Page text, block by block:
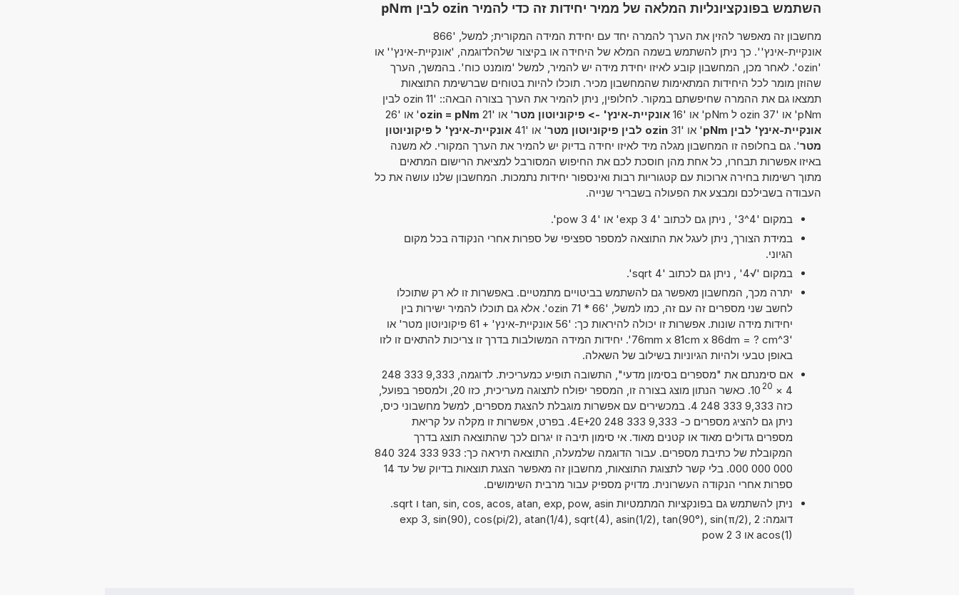
השתמש בפונקציונליות המלאה של ממיר יחידות זה כדי להמיר ozin לבין pNm
מחשבון זה מאפשר להזין את הערך להמרה יחד עם יחידת המידה המקורית; למשל, '866
אונקיית-אינץ''. כך ניתן להשתמש בשמה המלא של היחידה או בקיצור שלהלדוגמה, 'אונקיית-אינץ'' או
'ozin'. לאחר מכן, המחשבון קובע לאיזו יחידת מידה יש להמיר, למשל 'מומנט כוח'. בהמשך, הערך
שהוזן מומר לכל היחידות המתאימות שהמחשבון מכיר. תוכלו להיות בטוחים שברשימת התוצאות
תמצאו גם את ההמרה שחיפשתם במקור. לחלופין, ניתן להמיר את הערך בצורה הבאה:: '11 ozin לבין
pNm' או '37 ozin ל pNm' או '16
אונקיית-אינץ' -> פיקוניוטון מטר' או '21 ozin = pNm' או '26
אונקיית-אינץ' לבין pNm
' או '31 ozin לבין פיקוניוטון מטר ' או '41
אונקיית-אינץ' ל פיקוניוטון
מטר'. גם בחלופה זו המחשבון מגלה מיד לאיזו יחידה בדיוק יש להמיר את הערך המקורי. לא משנה
באיזו אפשרות תבחרו, כל אחת מהן חוסכת לכם את החיפוש המסורבל למציאת הרישום המתאים
מתוך רשימות בחירה ארוכות עם קטגוריות רבות ואינספור יחידות נתמכות. המחשבון שלנו עושה את כל
העבודה בשבילכם ומבצע את הפעולה בשבריר שנייה.
במקום '4^3' , ניתן גם לכתוב '4 exp 3' או '4 pow 3'.
במידת הצורך, ניתן לעגל את התוצאה למספר ספציפי של ספרות אחרי הנקודה בכל מקום
הגיוני.
במקום '√4' , ניתן גם לכתוב 'sqrt 4'.
יתרה מכך, המחשבון מאפשר גם להשתמש בביטויים מתמטיים. באפשרות זו לא רק שתוכלו
לחשב שני מספרים זה עם זה, כמו למשל, '66 * 71 ozin'. אלא גם תוכלו להמיר ישירות בין
יחידות מידה שונות. אפשרות זו יכולה להיראות כך: '56 אונקיית-אינץ' + 61 פיקוניוטון מטר' או
'76mm x 81cm x 86dm = ? cm^3'. יחידות המידה המשולבות בדרך זו צריכות להתאים זו לזו
באופן טבעי ולהיות הגיוניות בשילוב של השאלה.
אם סימנתם את "מספרים בסימון מדעי", התשובה תופיע כמעריכית. לדוגמה, 9,333 333 248
4
×
10 20
. כאשר הנתון מוצג בצורה זו, המספר יפולח לתצוגה מעריכית, כזו 20, ולמספר בפועל,
כזה 9,333 333 248 4. במכשירים עם אפשרות מוגבלת להצגת מספרים, למשל מחשבוני כיס,
ניתן גם להציג מספרים כ- 9,333 333 248 4E+20. בפרט, אפשרות זו מקלה על קריאת
מספרים גדולים מאוד או קטנים מאוד. אי סימון תיבה זו יגרום לכך שהתוצאה תוצג בדרך
המקובלת של כתיבת מספרים. עבור הדוגמה שלמעלה, התוצאה תיראה כך: 933 333 324 840
000 000 000. בלי קשר לתצוגת התוצאות, מחשבון זה מאפשר הצגת תוצאות בדיוק של עד 14
ספרות אחרי הנקודה העשרונית. מדויק מספיק עבור מרבית השימושים.
ניתן להשתמש גם בפונקציות המתמטיות tan, sin, cos, acos, atan, exp, pow, asin ו sqrt.
דוגמה: 2 exp 3, sin(90), cos(pi/2), atan(1/4), sqrt(4), asin(1/2), tan(90°), sin(π/2),
acos(1) או 3 pow 2